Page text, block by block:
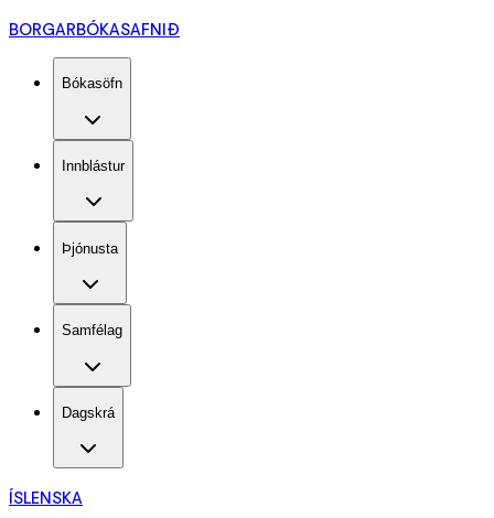
BORGARBÓKASAFNIÐ
Bókasöfn
Innblástur
Þjónusta
Samfélag
Dagskrá
ÍSLENSKA